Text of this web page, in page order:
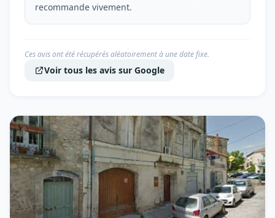
recommande vivement.
Ces avis ont été récupérés aléatoirement à une date fixe.
Voir tous les avis sur Google